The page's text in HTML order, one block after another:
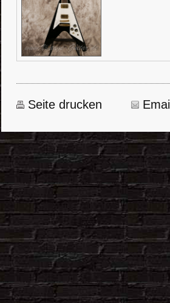
Seite drucken Email